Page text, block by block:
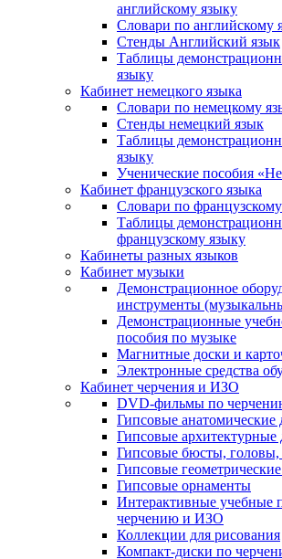
английскому языку
Словари по английскому
Стенды Английский язык
Таблицы
языку
Кабинет немецкого языка
Словари по немецкому
Стенды немецкий язык
Таблицы
языку
Ученические пособия
Кабинет французского языка
Словари по
Таблицы
французскому языку
Кабинеты разных языков
Кабинет музыки
Демонстрационное
инструменты
Демонстрационные
пособия по музыке
Магнитные доски и
Электронные средства
Кабинет черчения и ИЗО
DVD-фильмы по
Гипсовые анатомические
Гипсовые архитектурные
Гипсовые бюсты, головы,
Гипсовые
Гипсовые орнаменты
Интерактивные учебные
черчению и ИЗО
Коллекции для рисования
Компакт-диски по